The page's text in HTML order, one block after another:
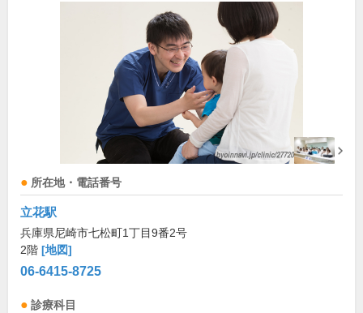
所在地・電話番号
立花駅
兵庫県尼崎市七松町1丁目9番2号
2階 [地図]
06-6415-8725
診療科目